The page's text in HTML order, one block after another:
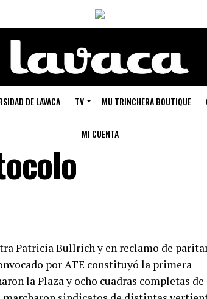
DE LAVACA TV MU TRINCHERA BOUTIQUE
MI CUENTA
Patricia Bullrich y en reclamo de
por ATE constituyó la primera
la Plaza y ocho cuadras completas de